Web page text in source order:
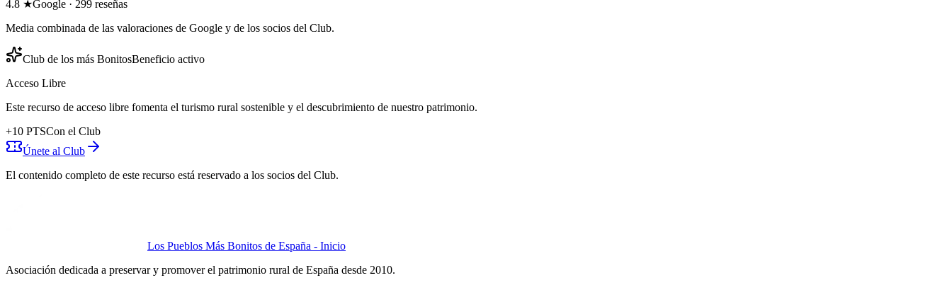
4.8 ★Google · 299 reseñas
Media combinada de las valoraciones de Google y de los socios del Club.
Club de los más BonitosBeneficio activo
Acceso Libre
Este recurso de acceso libre fomenta el turismo rural sostenible y el descubrimiento de nuestro patrimonio.
+10 PTSCon el Club
Únete al Club
El contenido completo de este recurso está reservado a los socios del Club.
Los Pueblos Más Bonitos de España - Inicio
Asociación dedicada a preservar y promover el patrimonio rural de España desde 2010.